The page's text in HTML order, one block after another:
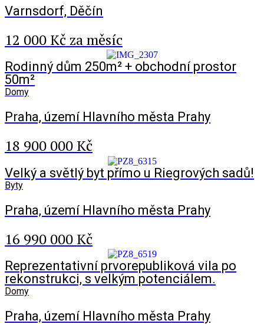
Varnsdorf, Děčín
12 000 Kč za měsíc
Rodinný dům 250m² + obchodní prostor
50m²
Domy
Praha, území Hlavního města Prahy
18 900 000 Kč
Velký a světlý byt přímo u Riegrových sadů!
Byty
Praha, území Hlavního města Prahy
16 990 000 Kč
Reprezentativní prvorepubliková vila po
rekonstrukci, s velkým potenciálem.
Domy
Praha, území Hlavního města Prahy